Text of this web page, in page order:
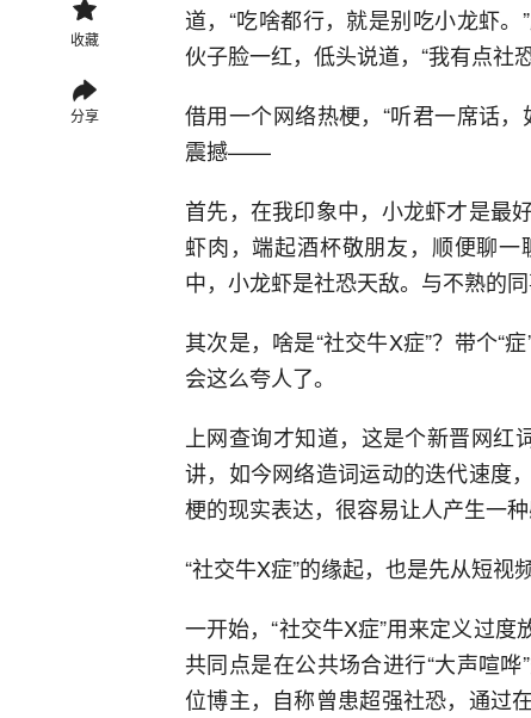
收藏
分享
道，“吃啥都行，就是别吃小龙虾
伙子脸一红，低头说道，“我有点社
借用一个网络热梗，“听君一席话
震撼——
首先，在我印象中，小龙虾才是最
虾肉，端起酒杯敬朋友，顺便聊
中，小龙虾是社恐天敌。与不熟的
其次是，啥是“社交牛X症”？带个“
会这么夸人了。
上网查询才知道，这是个新晋网
讲，如今网络造词运动的迭代速度
梗的现实表达，很容易让人产生一
“社交牛X症”的缘起，也是先从短视
一开始，“社交牛X症”用来定义过
共同点是在公共场合进行“大声喧
位博主，自称曾患超强社恐，通过